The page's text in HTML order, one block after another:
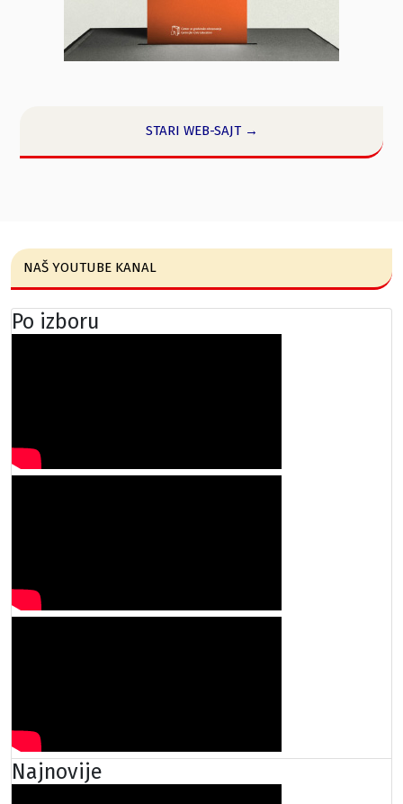
STARI WEB-SAJT →
NAŠ YOUTUBE KANAL
Po izboru
Najnovije